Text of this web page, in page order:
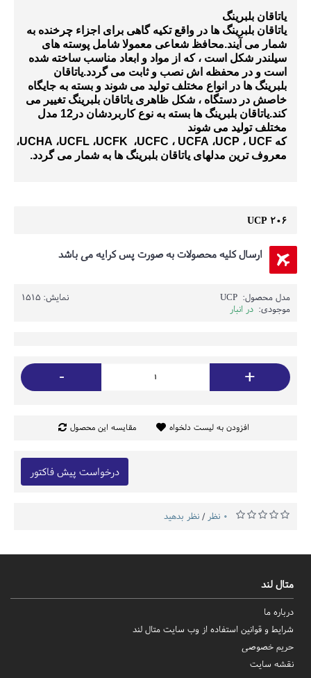
یاتاقان بلبرینگ
یاتاقان بلبرینگ ها در واقع تکیه گاهی برای اجزاء چرخنده به
شمار می آیند.محافظ شعاعی معمولا شامل پوسته های
سیلندر شکل است ، که از مواد و ابعاد مناسب ساخته شده
است و در محفظه اش نصب و ثابت می گردد.یاتاقان
بلبرینگ ها در انواع مختلف تولید می شوند و بسته به جایگاه
خاصش در دستگاه ، شکل ظاهری یاتاقان بلبرینگ تغییر می
کند.یاتاقان بلبرینگ ها بسته به نوع کاربردشان
در12 مدل
مختلف تولید می شوند
که UCF ، UCP، UCFA ، UCFC، UCFK، UCFL، UCHA،
معروف ترین مدلهای یاتاقان بلبرینگ ها به شمار می گردد.
UCP 206
ارسال کلیه محصولات به صورت پس کرایه می باشد
نمایش: 1515 مدل محصول: UCP
موجودی: در انبار
- +
افزودن به لیست دلخواه مقایسه این محصول
درخواست پیش فاکتور
0 نظر / نظر بدهید
متال لند
درباره ما
شرایط و قوانین استفاده از وب سایت متال لند
حریم خصوصی
نقشه سایت